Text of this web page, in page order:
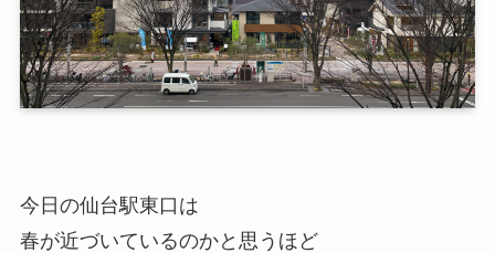
今日の仙台駅東口は
春が近づいているのかと思うほど